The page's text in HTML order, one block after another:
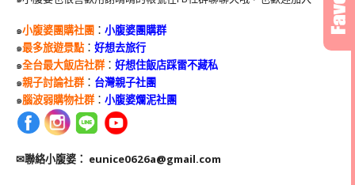
๑小腹婆團購社團 ： 小腹婆團購群
๑最多旅遊景點： 好想去旅行
๑全台最大飯店社群： 好想住飯店踩雷不藏私
๑親子討論社群： 台灣親子社團
๑腦波弱購物社群： 小腹婆爛泥社團
✉聯絡小腹婆： eunice0626a@gmail.com